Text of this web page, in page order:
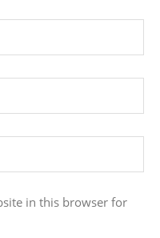
in this browser for